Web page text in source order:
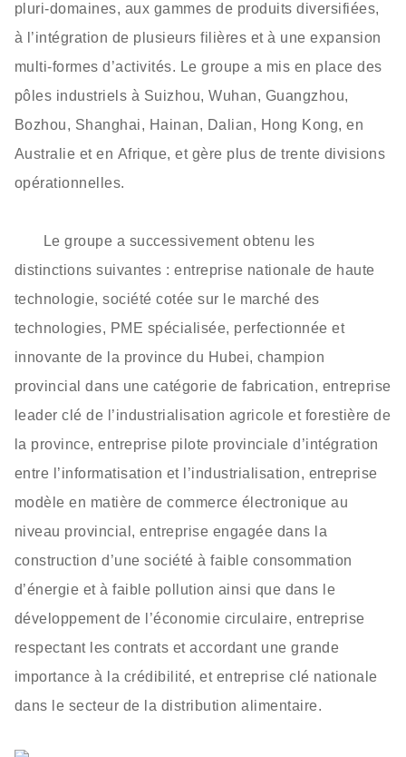
pluri‑domaines, aux gammes de produits diversifiées,
à l’intégration de plusieurs filières et à une expansion
multi‑formes d’activités. Le groupe a mis en place des
pôles industriels à Suizhou, Wuhan, Guangzhou,
Bozhou, Shanghai, Hainan, Dalian, Hong Kong, en
Australie et en Afrique, et gère plus de trente divisions
opérationnelles.
Le groupe a successivement obtenu les
distinctions suivantes : entreprise nationale de haute
technologie, société cotée sur le marché des
technologies, PME spécialisée, perfectionnée et
innovante de la province du Hubei, champion
provincial dans une catégorie de fabrication, entreprise
leader clé de l’industrialisation agricole et forestière de
la province, entreprise pilote provinciale d’intégration
entre l’informatisation et l’industrialisation, entreprise
modèle en matière de commerce électronique au
niveau provincial, entreprise engagée dans la
construction d’une société à faible consommation
d’énergie et à faible pollution ainsi que dans le
développement de l’économie circulaire, entreprise
respectant les contrats et accordant une grande
importance à la crédibilité, et entreprise clé nationale
dans le secteur de la distribution alimentaire.